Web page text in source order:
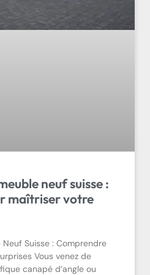
neuf suisse :
maîtriser votre
Suisse : Comprendre
Vous venez de
canapé d’angle ou